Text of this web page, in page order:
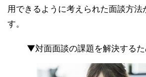
用できるように考えられた面談方法
す。
▼対面面談の課題を解決する